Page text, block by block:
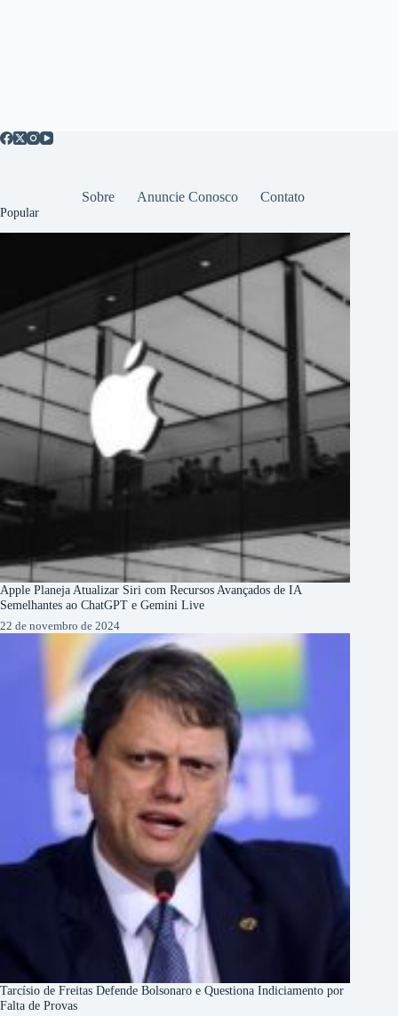
Sobre Anuncie Conosco Contato
Popular
Apple Planeja Atualizar Siri com Recursos Avançados de IA
Semelhantes ao ChatGPT e Gemini Live
22 de novembro de 2024
Tarcísio de Freitas Defende Bolsonaro e Questiona Indiciamento por
Falta de Provas